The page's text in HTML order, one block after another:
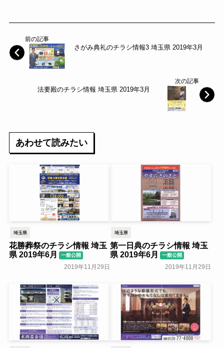
前の記事
さがみ典礼のチラシ情報3 埼玉県 2019年3月
次の記事
法要殿のチラシ情報 埼玉県 2019年3月
あわせて読みたい
埼玉県
花勝葬祭のチラシ情報 埼玉
県 2019年6月
一般公開
2019年11月29日
埼玉県
第一日典のチラシ情報 埼玉
県 2019年6月
一般公開
2019年11月29日